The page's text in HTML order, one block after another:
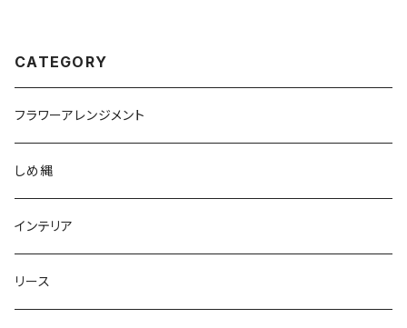
CATEGORY
フラワーアレンジメント
しめ縄
インテリア
リース